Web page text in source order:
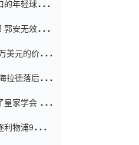
年轻球员在
安无效传球
美元的价格
拉德落后6球
皇家学会 安
物浦9分 曼